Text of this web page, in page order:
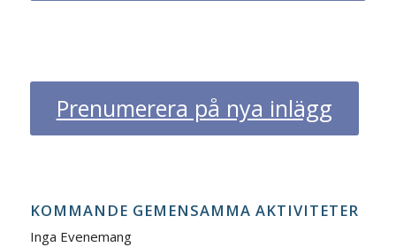
Prenumerera på nya inlägg
KOMMANDE GEMENSAMMA AKTIVITETER
Inga Evenemang